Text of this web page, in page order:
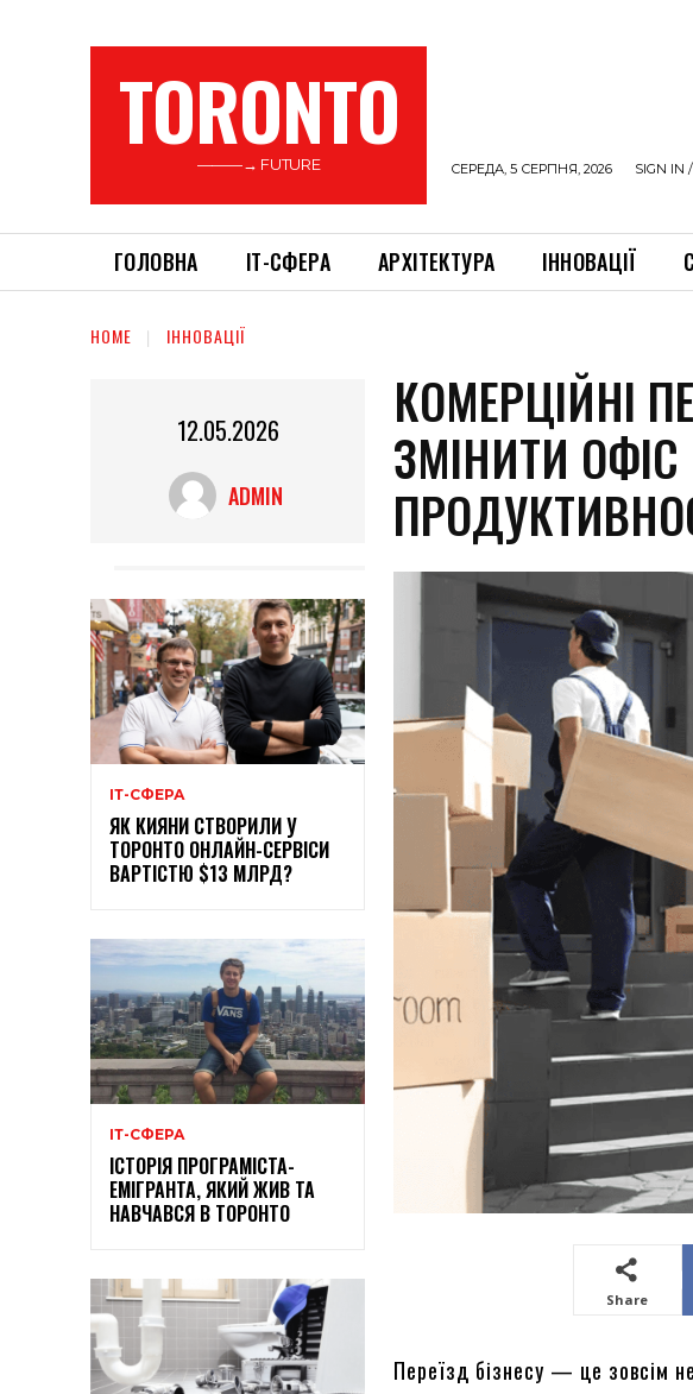
TORONTO
———→ FUTURE СЕРЕДА, 5 СЕРПНЯ, 2026 SIGN IN
ГОЛОВНА ІТ-СФЕРА АРХІТЕКТУРА ІННОВАЦІЇ
HOME ІННОВАЦІЇ
12.05.2026
ADMIN
ІТ-СФЕРА
ЯК КИЯНИ СТВОРИЛИ У
ТОРОНТО ОНЛАЙН-СЕРВІСИ
ВАРТІСТЮ $13 МЛРД?
ІТ-СФЕРА
ІСТОРІЯ ПРОГРАМІСТА-
ЕМІГРАНТА, ЯКИЙ ЖИВ ТА
НАВЧАВСЯ В ТОРОНТО
КОМЕРЦІЙНІ
ЗМІНИТИ ОФІС
Share
Переїзд бізнесу — це зовсім